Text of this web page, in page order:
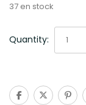
37 en stock
Quantity: